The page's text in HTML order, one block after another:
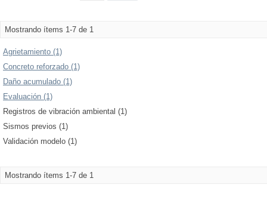
Mostrando ítems 1-7 de 1
Agrietamiento (1)
Concreto reforzado (1)
Daño acumulado (1)
Evaluación (1)
Registros de vibración ambiental (1)
Sismos previos (1)
Validación modelo (1)
Mostrando ítems 1-7 de 1